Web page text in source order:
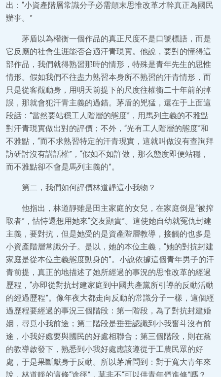
出：“小資產階層常識分子必需顛末思惟改革才幹真正為國民
辦事。”
茅盾以為權衡一個作品的真正尺度不是口號標語，而是
它反應的社會生涯能否合適汗青現實。他說，要對的懂得這
部作品，我們就得熟習那時的情形，特殊是青年先生的思惟
情形。假如我們不往盡力熟習本身所不熟習的汗青情形，而
只是從客觀動身，用明天前提下的尺度往權衡二十年前的掉
誤，那就會犯汗青主義的過錯。茅盾的兇猛，還在于上面這
段話：“當然要站穩工人階層的態度”，用馬列主義的不雅點
對汗青現實做出對的評價；不外，“光有工人階層的態度”和
不雅點，“而不求熟習特定的汗青現實，這就叫做沒有查詢拜
訪研討沒有講話權”，“假如不如許做，那么態度即便站穩，
而不雅點卻不會是馬列主義的”。
第二，我們如何評價林道靜這小我物？
他指出，林道靜雖是田主家庭的女兒，在家庭倒是“被搾
取者”，怙恃還想用她來“交友顯貴”。這使她自幼就冤仇封建
主義，要對抗，但是她受的是資產階層教導，接觸的也多是
小資產階層常識分子。是以，她的本位主義，“她的對抗封建
家庭是從本位主義態度動身的”。小說依據這個青年男子的汗
青前提，真正的地描述了她所經過的事況的思惟改革的經過
歷程，“亦即從對抗封建家庭到中國共產黨所引導的反動活動
的經過歷程”。像年夜大都走向反動的常識分子一樣，這個經
過歷程要經過的事況三個階段：第一階段，為了對抗封建婚
姻，尋覓小我前途；第二階段是垂垂認識到小我奮斗沒有前
途，小我好處要與國民的好處相聯合；第三個階段，則在黨
的教導啟發下，熟悉到小我好處應該遵從于工農民眾的好
處，于是果斷獻身于反動。所以茅盾問到：對于寬大青年來
說，林道靜的這條“途徑”，莫非不“可以供青年們進修”嗎？